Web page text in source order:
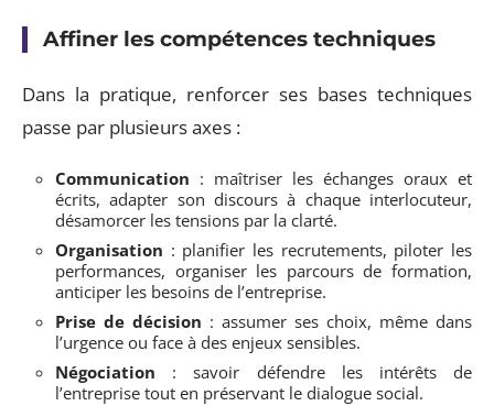
Affiner les compétences techniques
Dans la pratique, renforcer ses bases techniques
passe par plusieurs axes :
Communication : maîtriser les échanges oraux et
écrits, adapter son discours à chaque interlocuteur,
désamorcer les tensions par la clarté.
Organisation : planifier les recrutements, piloter les
performances, organiser les parcours de formation,
anticiper les besoins de l’entreprise.
Prise de décision : assumer ses choix, même dans
l’urgence ou face à des enjeux sensibles.
Négociation : savoir défendre les intérêts de
l’entreprise tout en préservant le dialogue social.